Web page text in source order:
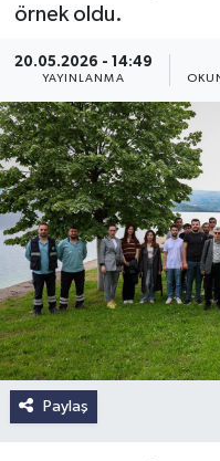
örnek oldu.
20.05.2026 - 14:49
YAYINLANMA
Paylaş